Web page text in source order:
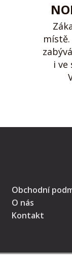
zabývá
i ve
Obchodní
O nás
Kontakt